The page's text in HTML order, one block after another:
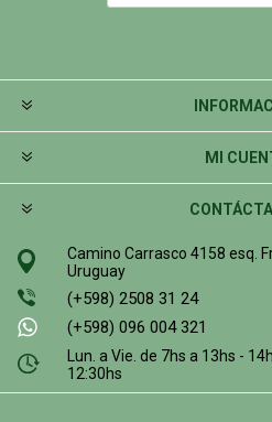
MI
Camino Carrasco 4158 esq.
Uruguay
(+598) 2508 31 24
(+598) 096 004 321
Lun. a Vie. de 7hs a 13hs -
12:30hs